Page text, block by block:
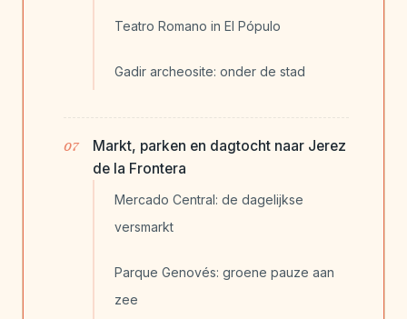
Teatro Romano in El Pópulo
Gadir archeosite: onder de stad
Markt, parken en dagtocht naar Jerez
de la Frontera
Mercado Central: de dagelijkse
versmarkt
Parque Genovés: groene pauze aan
zee